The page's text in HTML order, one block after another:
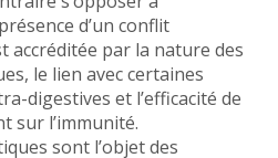
d’un conflit
accréditée par la nature des
le lien avec certaines
digestives et l’efficacité de
sur l’immunité.
sont l’objet des